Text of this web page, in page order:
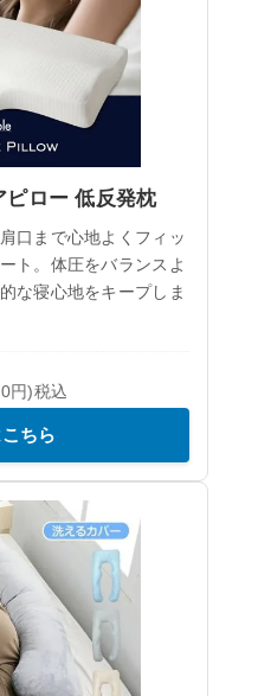
ロー 低反発枕
口まで心地よくフィッ
ト。体圧をバランスよ
な寝心地をキープしま
円)税込
ちら